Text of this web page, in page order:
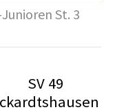
St. 3
SV 49